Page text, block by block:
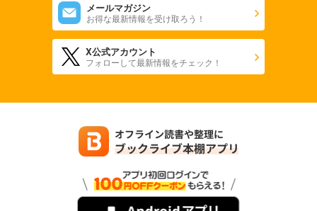
メールマガジン
お得な最新情報を受け取ろう！
X公式アカウント
フォローして最新情報をチェック！